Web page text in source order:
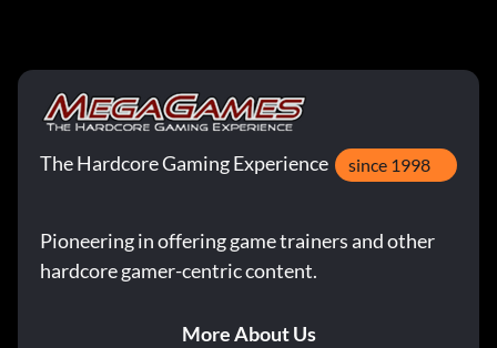
The Hardcore Gaming Experience since 1998
Pioneering in offering game trainers and other
hardcore gamer-centric content.
More About Us